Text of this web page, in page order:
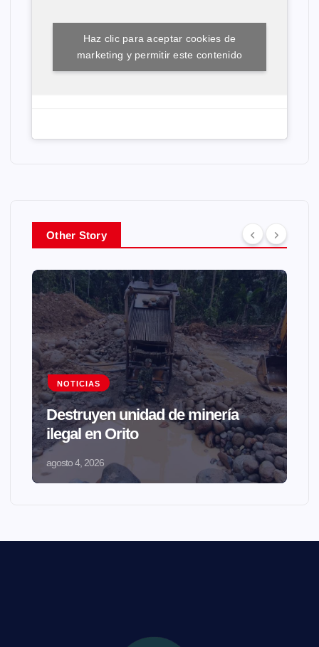
Haz clic para aceptar cookies de
marketing y permitir este contenido
Other Story
NOTICIAS
Destruyen unidad de minería
ilegal en Orito
agosto 4, 2026